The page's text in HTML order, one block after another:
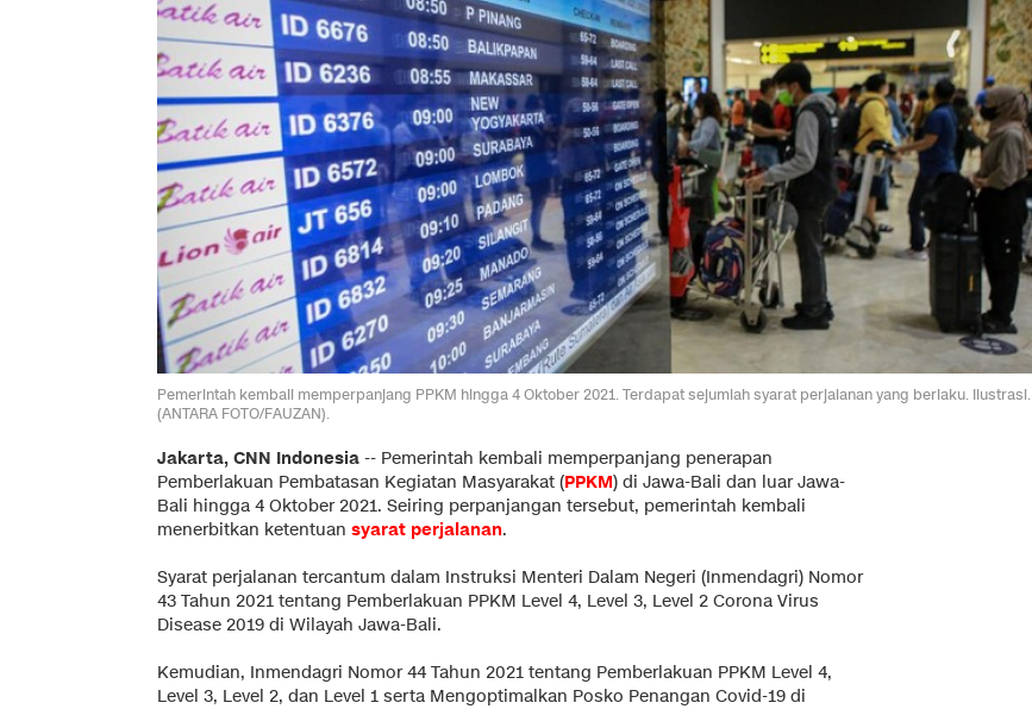
Pemerintah kembali memperpanjang PPKM hingga 4 Oktober 2021. Terdapat sejumlah syarat perjalanan yang berlaku. Ilustrasi.
(ANTARA FOTO/FAUZAN).
Jakarta, CNN Indonesia -- Pemerintah kembali memperpanjang penerapan
Pemberlakuan Pembatasan Kegiatan Masyarakat (PPKM) di Jawa-Bali dan luar Jawa-
Bali hingga 4 Oktober 2021. Seiring perpanjangan tersebut, pemerintah kembali
menerbitkan ketentuan syarat perjalanan.
Syarat perjalanan tercantum dalam Instruksi Menteri Dalam Negeri (Inmendagri) Nomor
43 Tahun 2021 tentang Pemberlakuan PPKM Level 4, Level 3, Level 2 Corona Virus
Disease 2019 di Wilayah Jawa-Bali.
Kemudian, Inmendagri Nomor 44 Tahun 2021 tentang Pemberlakuan PPKM Level 4,
Level 3, Level 2, dan Level 1 serta Mengoptimalkan Posko Penangan Covid-19 di